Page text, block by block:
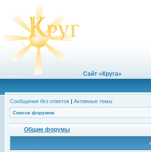
Сайт «Круга»
Сообщения без ответов | Активные темы
Список форумов
Общие форумы